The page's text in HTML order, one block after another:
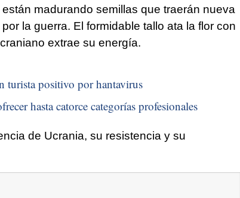
madurando semillas que traerán nueva
la guerra. El formidable tallo ata la flor con
extrae su energía.
turista positivo por hantavirus
hasta catorce categorías profesionales
de Ucrania, su resistencia y su